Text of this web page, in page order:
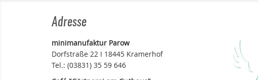
Adresse
minimanufaktur Parow
Dorfstraße 22 I 18445 Kramerhof
Tel.: (03831) 35 59 646